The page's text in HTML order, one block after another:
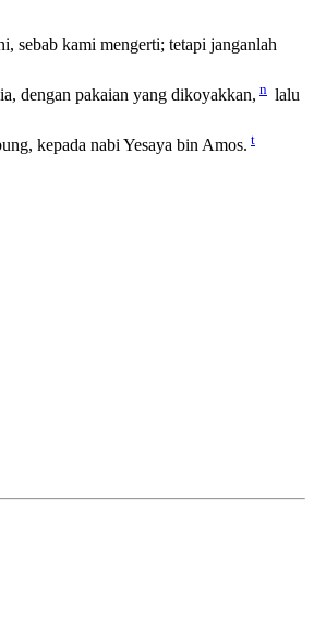
sebab kami mengerti; tetapi janganlah
dengan pakaian yang dikoyakkan, n lalu
kepada nabi Yesaya bin Amos. t